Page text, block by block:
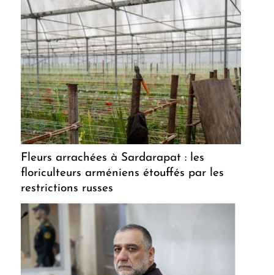
Fleurs arrachées à Sardarapat : les
floriculteurs arméniens étouffés par les
restrictions russes